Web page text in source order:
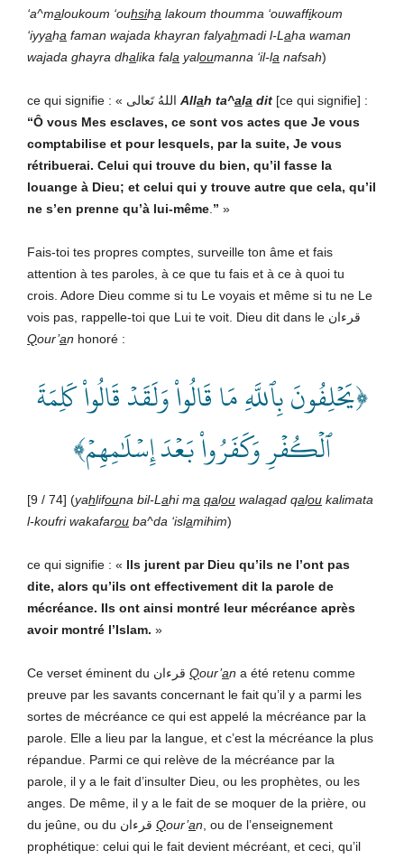
‘a^maloukoum ‘ouhsiha lakoum thoumma ‘ouwaffikoum
‘iyyaha faman wajada khayran falyahmadi l-L aha waman
wajada ghayra dhalika fala yaloumanna ‘il-la nafsah)
ce qui signifie : « اللهُ تَعالى Allah ta^ala dit [ce qui signifie] :
“Ô vous Mes esclaves, ce sont vos actes que Je vous
comptabilise et pour lesquels, par la suite, Je vous
rétribuerai. Celui qui trouve du bien, qu’il fasse la
louange à Dieu; et celui qui y trouve autre que cela, qu’il
ne s’en prenne qu’à lui-même ” »
Fais-toi tes propres comptes, surveille ton âme et fais
attention à tes paroles, à ce que tu fais et à ce à quoi tu
crois. Adore Dieu comme si tu Le voyais et même si tu ne Le
vois pas, rappelle-toi que Lui te voit. Dieu dit dans le قرءان
Qour’an honoré :
﴿يَحۡلِفُونَ بِٱللَّهِ مَا قَالُواْ وَلَقَدۡ قَالُواْ كَلِمَةَ
ٱلۡكُفۡرِ وَكَفَرُواْ بَعۡدَ إِسۡلَٰمِهِمۡ﴾
[9 / 74] (yahlifouna bil-L ahi ma qalou walaqad qalou kalimata
l-koufri wakafarou ba^da ‘islamihim)
ce qui signifie : « Ils jurent par Dieu qu’ils ne l’ont pas
dite, alors qu’ils ont effectivement dit la parole de
mécréance. Ils ont ainsi montré leur mécréance après
avoir montré l’Islam. »
Qour’an a été retenu comme
preuve par les savants concernant le fait qu’il y a parmi les
sortes de mécréance ce qui est appelé la mécréance par la
parole. Elle a lieu par la langue, et c’est la mécréance la plus
répandue. Parmi ce qui relève de la mécréance par la
parole, il y a le fait d’insulter Dieu, ou les prophètes, ou les
anges. De même, il y a le fait de se moquer de la prière, ou
du jeûne, ou du قرءان Qour’an , ou de l’enseignement
prophétique: celui qui le fait devient mécréant, et ceci, qu’il